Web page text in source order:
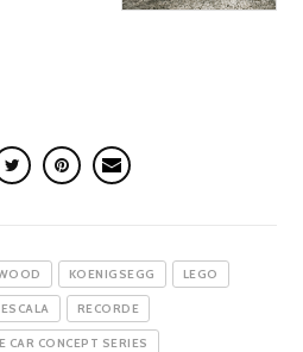
KOENIGSEGG LEGO
RECORDE
CAR CONCEPT SERIES